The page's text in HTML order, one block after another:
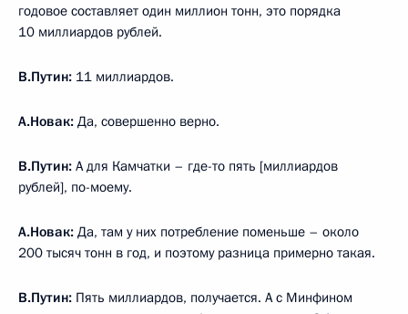
годовое составляет один миллион тонн, это порядка
10 миллиардов рублей.
В.Путин: 11 миллиардов.
А.Новак: Да, совершенно верно.
В.Путин: А для Камчатки – где-то пять [миллиардов
рублей], по-моему.
А.Новак: Да, там у них потребление поменьше – около
200 тысяч тонн в год, и поэтому разница примерно такая.
В.Путин: Пять миллиардов, получается. А с Минфином